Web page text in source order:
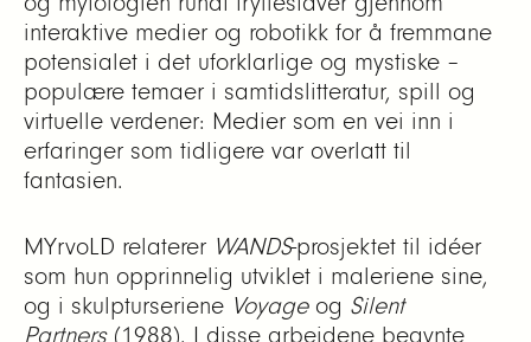
interaktive medier og robotikk for å fremmane
potensialet i det uforklarlige og mystiske –
populære temaer i samtidslitteratur, spill og
virtuelle verdener: Medier som en vei inn i
erfaringer som tidligere var overlatt til
fantasien.
MYrvoLD relaterer WANDS-prosjektet til idéer
som hun opprinnelig utviklet i maleriene sine,
og i skulpturseriene Voyageog Silent
Partners(1988). I disse arbeidene begynte